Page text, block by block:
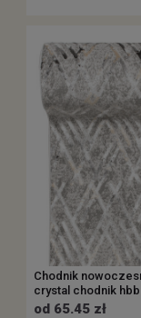
Chodnik
crystal chodnik
od 65.45 zł